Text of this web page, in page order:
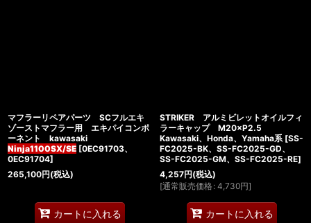
マフラーリペアパーツ SCフルエキ
ゾーストマフラー用 エキパイコンポ
ーネント kawasaki
Ninja1100SX/SE [0EC91703、
0EC91704]
265,100円(税込)
カートに入れる
STRIKER アルミビレットオイルフィ
ラーキャップ M20×P2.5
Kawasaki、Honda、Yamaha系 [SS-
FC2025-BK、SS-FC2025-GD、
SS-FC2025-GM、SS-FC2025-RE]
4,257円(税込)
[通常販売価格 : 4,730円]
カートに入れる